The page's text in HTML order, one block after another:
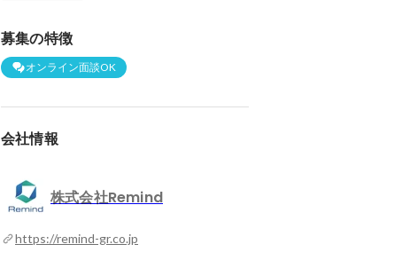
募集の特徴
オンライン面談OK
会社情報
株式会社Remind
https://remind-gr.co.jp